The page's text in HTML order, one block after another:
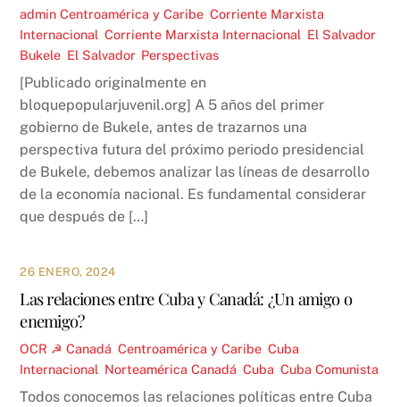
admin Centroamérica y Caribe ,Corriente Marxista
Internacional ,Corriente Marxista Internacional El Salvador
Bukele El Salvador, Perspectivas
[Publicado originalmente en
bloquepopularjuvenil.org] A 5 años del primer
gobierno de Bukele, antes de trazarnos una
perspectiva futura del próximo periodo presidencial
de Bukele, debemos analizar las líneas de desarrollo
de la economía nacional. Es fundamental considerar
que después de […]
26 ENERO, 2024
Las relaciones entre Cuba y Canadá: ¿Un amigo o
enemigo?
OCR ☭ Canadá ,Centroamérica y Caribe ,Cuba
Internacional Norteamérica Canadá ,Cuba ,Cuba Comunista
Todos conocemos las relaciones políticas entre Cuba